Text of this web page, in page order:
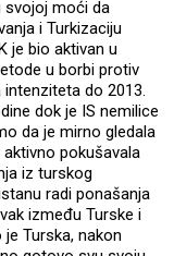
svojoj moći da
i Turkizaciju
je bio aktivan u
u borbi protiv
do 2013.
dok je IS nemilice
da je mirno gledala
pokušavala
iz turskog
radi ponašanja
između Turske i
je Turska, nakon